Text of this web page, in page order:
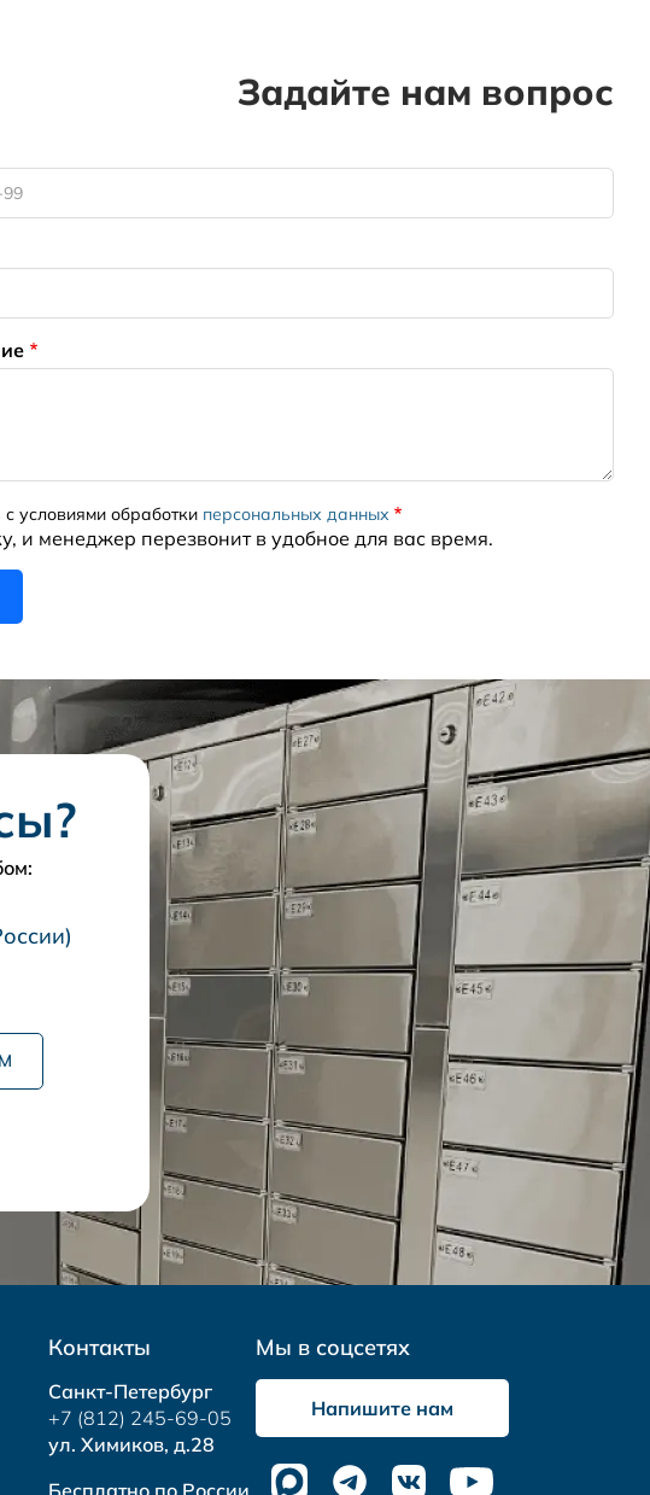
Задайте нам вопрос
условиями обработки персональных данных
и менеджер перезвонит в удобное для вас время.
Контакты
Санкт-Петербург
+7 (812) 245-69-05
ул. Химиков, д.28
Мы в соцсетях
Напишите нам